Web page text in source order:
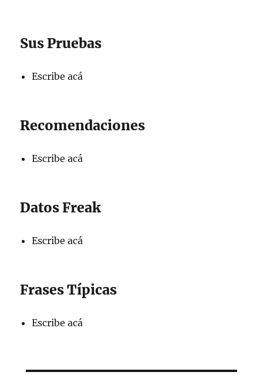
Sus Pruebas
Escribe acá
Recomendaciones
Escribe acá
Datos Freak
Escribe acá
Frases Típicas
Escribe acá